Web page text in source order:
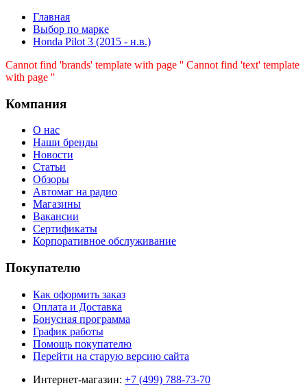
Главная
Выбор по марке
Honda Pilot 3 (2015 - н.в.)
Cannot find 'brands' template with page '' Cannot find 'text' template
with page ''
Компания
О нас
Наши бренды
Новости
Статьи
Обзоры
Автомаг на радио
Магазины
Вакансии
Сертификаты
Корпоративное обслуживание
Покупателю
Как оформить заказ
Оплата и Доставка
Бонусная программа
График работы
Помощь покупателю
Перейти на старую версию сайта
Интернет-магазин: +7 (499) 788-73-70